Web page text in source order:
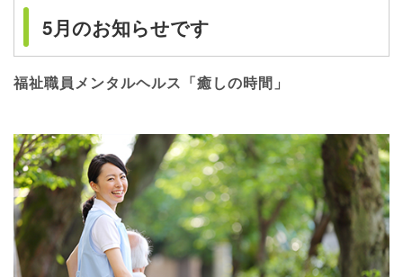
5月のお知らせです
福祉職員メンタルヘルス「癒しの時間」